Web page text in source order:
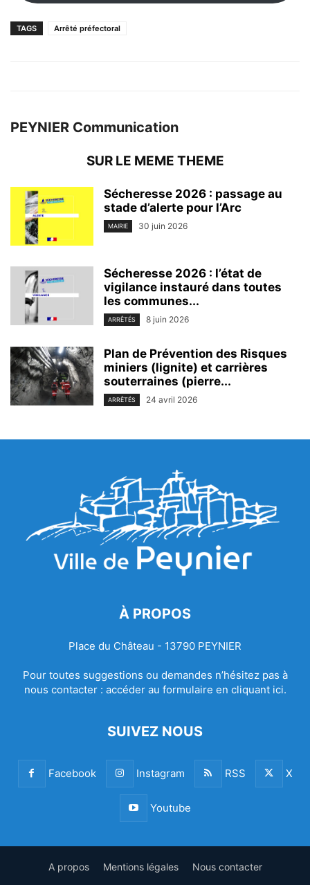
TAGS Arrêté préfectoral
PEYNIER Communication
SUR LE MEME THEME
Sécheresse 2026 : passage au
stade d’alerte pour l’Arc
MAIRIE 30 juin 2026
Sécheresse 2026 : l’état de
vigilance instauré dans toutes
les communes...
ARRÊTÉS 8 juin 2026
Plan de Prévention des Risques
miniers (lignite) et carrières
souterraines (pierre...
ARRÊTÉS 24 avril 2026
À PROPOS
Place du Château - 13790 PEYNIER
Pour toutes suggestions ou demandes n’hésitez pas à
nous contacter : accéder au formulaire en cliquant ici.
SUIVEZ NOUS
Facebook Instagram RSS X
Youtube
A propos Mentions légales Nous contacter